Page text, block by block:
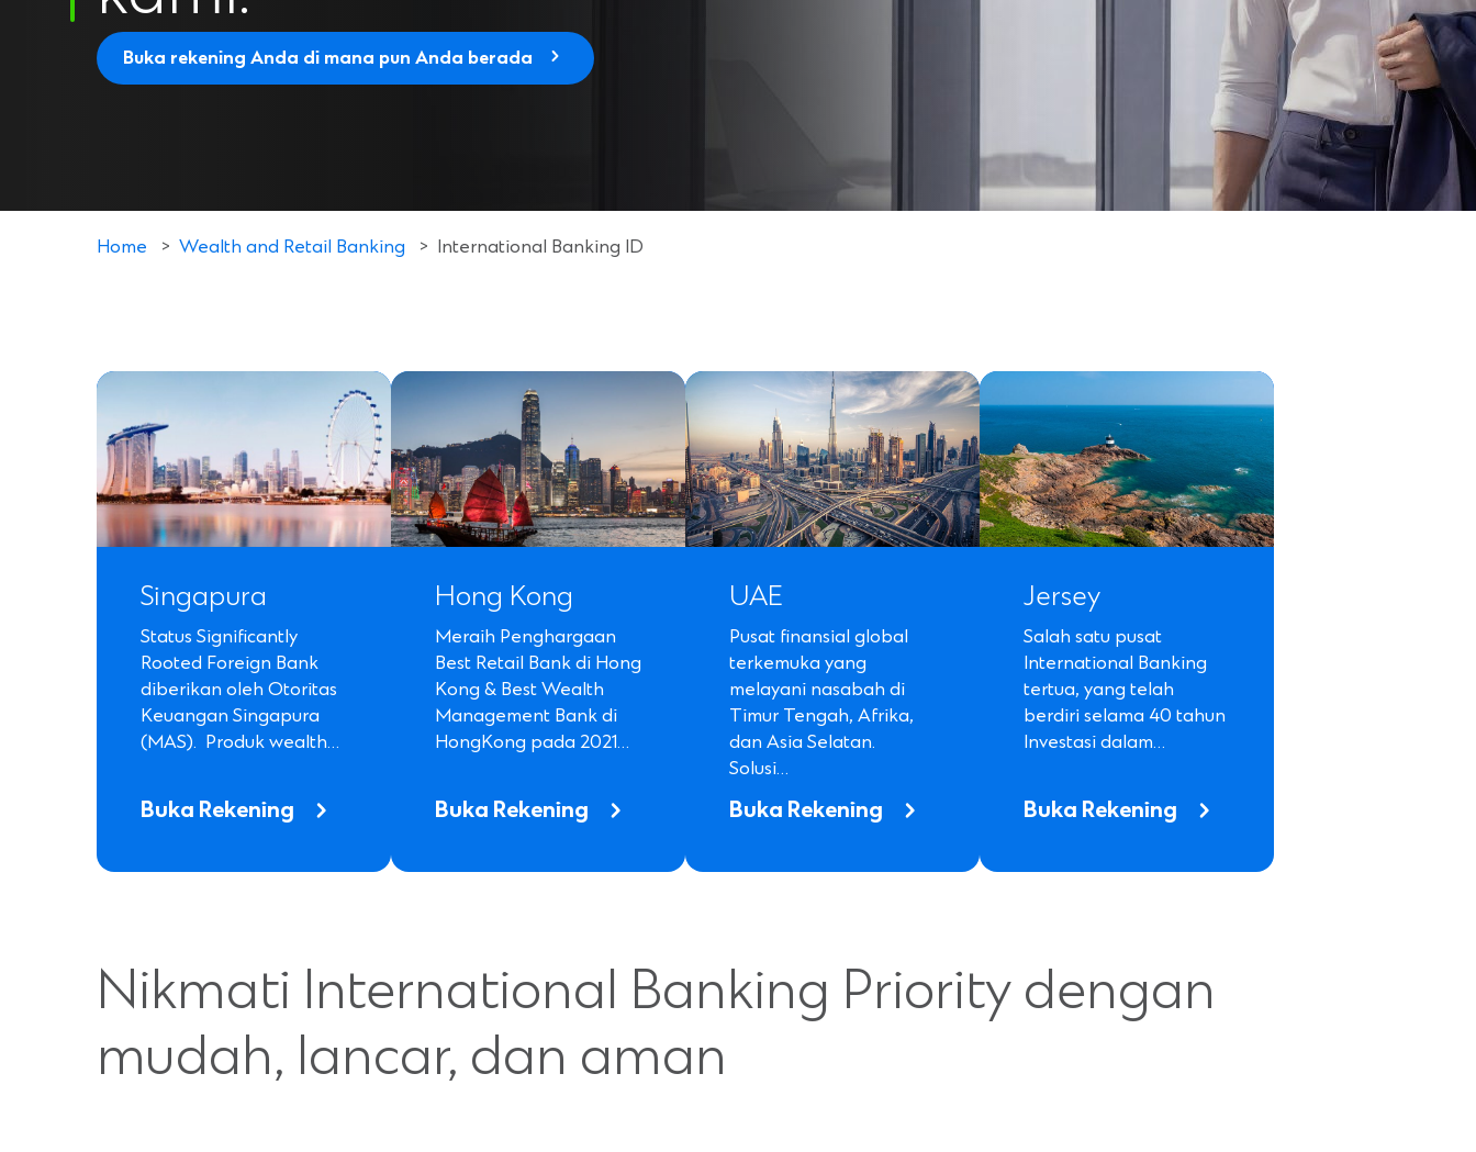
Buka rekening Anda di mana pun Anda berada
Home > Wealth and Retail Banking > International Banking ID
Singapura
Status Significantly
Rooted Foreign Bank
diberikan oleh Otoritas
Keuangan Singapura
(MAS). Produk wealth…
Buka Rekening
Hong Kong
Meraih Penghargaan
Best Retail Bank di Hong
Kong & Best Wealth
Management Bank di
HongKong pada 2021…
Buka Rekening
UAE
Pusat finansial global
terkemuka yang
melayani nasabah di
Timur Tengah, Afrika,
dan Asia Selatan.
Solusi…
Buka Rekening
Jersey
Salah satu pusat
International Banking
tertua, yang telah
berdiri selama 40 tahun
Investasi dalam…
Buka Rekening
Nikmati International Banking Priority dengan
mudah, lancar, dan aman